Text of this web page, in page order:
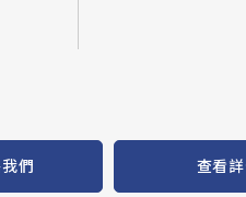
們 查看